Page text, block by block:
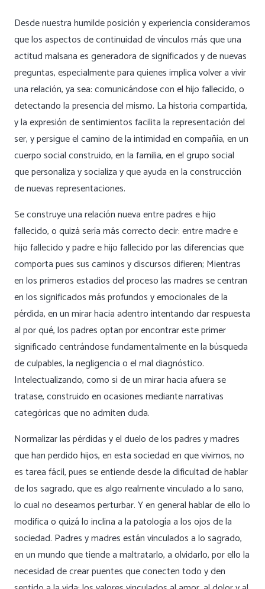
Desde nuestra humilde posición y experiencia consideramos
que los aspectos de continuidad de vínculos más que una
actitud malsana es generadora de significados y de nuevas
preguntas, especialmente para quienes implica volver a vivir
una relación, ya sea: comunicándose con el hijo fallecido, o
detectando la presencia del mismo. La historia compartida,
y la expresión de sentimientos facilita la representación del
ser, y persigue el camino de la intimidad en compañía, en un
cuerpo social construido, en la familia, en el grupo social
que personaliza y socializa y que ayuda en la construcción
de nuevas representaciones.
Se construye una relación nueva entre padres e hijo
fallecido, o quizá sería más correcto decir: entre madre e
hijo fallecido y padre e hijo fallecido por las diferencias que
comporta pues sus caminos y discursos difieren; Mientras
en los primeros estadios del proceso las madres se centran
en los significados más profundos y emocionales de la
pérdida, en un mirar hacia adentro intentando dar respuesta
al por qué, los padres optan por encontrar este primer
significado centrándose fundamentalmente en la búsqueda
de culpables, la negligencia o el mal diagnóstico.
Intelectualizando, como si de un mirar hacia afuera se
tratase, construido en ocasiones mediante narrativas
categóricas que no admiten duda.
Normalizar las pérdidas y el duelo de los padres y madres
que han perdido hijos, en esta sociedad en que vivimos, no
es tarea fácil, pues se entiende desde la dificultad de hablar
de los sagrado, que es algo realmente vinculado a lo sano,
lo cual no deseamos perturbar. Y en general hablar de ello lo
modifica o quizá lo inclina a la patología a los ojos de la
sociedad. Padres y madres están vinculados a lo sagrado,
en un mundo que tiende a maltratarlo, a olvidarlo, por ello la
necesidad de crear puentes que conecten todo y den